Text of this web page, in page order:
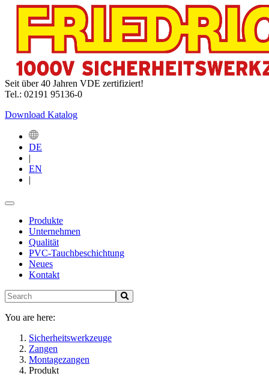
Seit über 40 Jahren VDE zertifiziert!
Tel.: 02191 95136-0
Download Katalog
DE
|
EN
|
Produkte
Unternehmen
Qualität
PVC-Tauchbeschichtung
Neues
Kontakt
You are here:
Sicherheitswerkzeuge
Zangen
Montagezangen
Produkt